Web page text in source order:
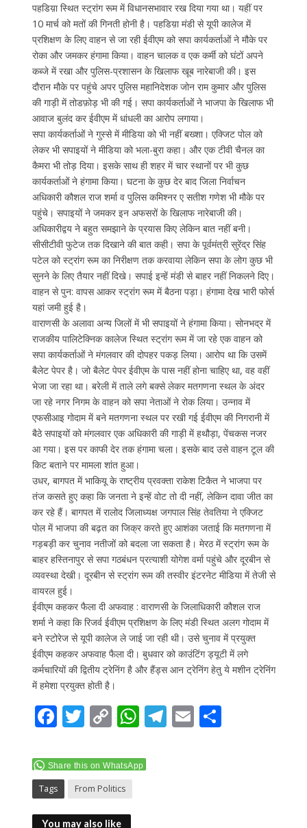
पहडिय़ा स्थित स्ट्रांग रूम में विधानसभावार रख दिया गया था। यहीं पर
10 मार्च को मतों की गिनती होनी है। पहडिय़ा मंडी से यूपी कालेज में
प्रशिक्षण के लिए वाहन से जा रही ईवीएम को सपा कार्यकर्ताओं ने मौके पर
रोका और जमकर हंगामा किया। वाहन चालक व एक कर्मी को घंटों अपने
कब्जे में रखा और पुलिस-प्रशासन के खिलाफ खूब नारेबाजी की। इस
दौरान मौके पर पहुंचे अपर पुलिस महानिदेशक जोन राम कुमार और पुलिस
की गाड़ी में तोडफ़ोड़ भी की गई। सपा कार्यकर्ताओं ने भाजपा के खिलाफ भी
आवाज बुलंद कर ईवीएम में धांधली का आरोप लगाया।
सपा कार्यकर्ताओं ने गुस्से में मीडिया को भी नहीं बख्शा। एक्जिट पोल को
लेकर भी सपाइयों ने मीडिया को भला-बुरा कहा। और एक टीवी चैनल का
कैमरा भी तोड़ दिया। इसके साथ ही शहर में चार स्थानों पर भी कुछ
कार्यकर्ताओं ने हंगामा किया। घटना के कुछ देर बाद जिला निर्वाचन
अधिकारी कौशल राज शर्मा व पुलिस कमिश्नर ए सतीश गणेश भी मौके पर
पहुंचे। सपाइयों ने जमकर इन अफसरों के खिलाफ नारेबाजी की।
अधिकारीद्वय ने बहुत समझाने के प्रयास किए लेकिन बात नहीं बनी।
सीसीटीवी फुटेज तक दिखाने की बात कही। सपा के पूर्वमंत्री सुरेंद्र सिंह
पटेल को स्ट्रांग रूम का निरीक्षण तक करवाया लेकिन सपा के लोग कुछ भी
सुनने के लिए तैयार नहीं दिखे। सपाई इन्हें मंडी से बाहर नहीं निकलने दिए।
वाहन से पुन: वापस आकर स्ट्रांग रूम में बैठना पड़ा। हंगामा देख भारी फोर्स
यहां जमी हुई है।
वाराणसी के अलावा अन्य जिलों में भी सपाइयों ने हंगामा किया। सोनभद्र में
राजकीय पालिटेक्निक कालेज स्थित स्ट्रांग रूम में जा रहे एक वाहन को
सपा कार्यकर्ताओं ने मंगलवार की दोपहर पकड़ लिया। आरोप था कि उसमें
बैलेट पेपर है। जो बैलेट पेपर ईवीएम के पास नहीं होना चाहिए था, वह वहीं
भेजा जा रहा था। बरेली में ताले लगे बक्से लेकर मतगणना स्थल के अंदर
जा रहे नगर निगम के वाहन को सपा नेताओं ने रोक लिया। उन्नाव में
एफसीआइ गोदाम में बने मतगणना स्थल पर रखी गई ईवीएम की निगरानी में
बैठे सपाइयों को मंगलवार एक अधिकारी की गाड़ी में हथौड़ा, पेंचकस नजर
आ गया। इस पर काफी देर तक हंगामा चला। इसके बाद उसे वाहन टूल की
किट बताने पर मामला शांत हुआ।
उधर, बागपत में भाकियू के राष्ट्रीय प्रवक्ता राकेश टिकैत ने भाजपा पर
तंज कसते हुए कहा कि जनता ने इन्हें वोट तो दी नहीं, लेकिन दावा जीत का
कर रहे हैं। बागपत में रालोद जिलाध्यक्ष जगपाल सिंह तेवतिया ने एक्जिट
पोल में भाजपा की बढ़त का जिक्र करते हुए आशंका जताई कि मतगणना में
गड़बड़ी कर चुनाव नतीजों को बदला जा सकता है। मेरठ में स्ट्रांग रूम के
बाहर हस्तिनापुर से सपा गठबंधन प्रत्याशी योगेश वर्मा पहुंचे और दूरबीन से
व्यवस्था देखी। दूरबीन से स्ट्रांग रूम की तस्वीर इंटरनेट मीडिया में तेजी से
वायरल हुई।
ईवीएम कहकर फैला दी अफवाह : वाराणसी के जिलाधिकारी कौशल राज
शर्मा ने कहा कि रिजर्व ईवीएम प्रशिक्षण के लिए मंडी स्थित अलग गोदाम में
बने स्टोरेज से यूपी कालेज ले जाई जा रही थी। उसे चुनाव में प्रयुक्त
ईवीएम कहकर अफवाह फैला दी। बुधवार को काउंटिंग ड्यूटी में लगे
कर्मचारियों की द्वितीय ट्रेनिंग है और हैंड्स आन ट्रेनिंग हेतु ये मशीन ट्रेनिंग
में हमेशा प्रयुक्त होती है।
F
e
b
o
T
itt
er
C
p
y
Li
W
at
T E S
Share this on WhatsApp
Tags From Politics
You may also like